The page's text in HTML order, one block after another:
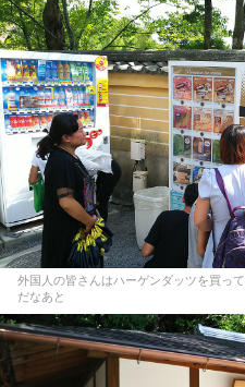
外国人の皆さんはハーゲンダッツを買っ
だなあと